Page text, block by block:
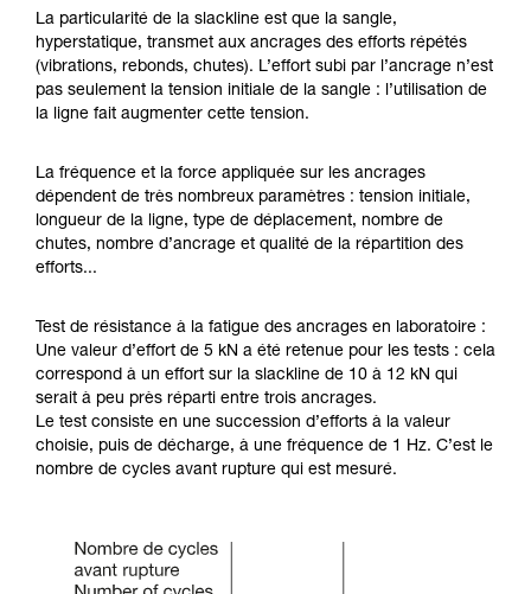
La particularité de la slackline est que la sangle,
hyperstatique, transmet aux ancrages des efforts répétés
(vibrations, rebonds, chutes). L’effort subi par l’ancrage n’est
pas seulement la tension initiale de la sangle : l’utilisation de
la ligne fait augmenter cette tension.
La fréquence et la force appliquée sur les ancrages
dépendent de très nombreux paramètres : tension initiale,
longueur de la ligne, type de déplacement, nombre de
chutes, nombre d’ancrage et qualité de la répartition des
efforts...
Test de résistance à la fatigue des ancrages en laboratoire :
Une valeur d’effort de 5 kN a été retenue pour les tests : cela
correspond à un effort sur la slackline de 10 à 12 kN qui
serait à peu près réparti entre trois ancrages.
Le test consiste en une succession d’efforts à la valeur
choisie, puis de décharge, à une fréquence de 1 Hz. C’est le
nombre de cycles avant rupture qui est mesuré.